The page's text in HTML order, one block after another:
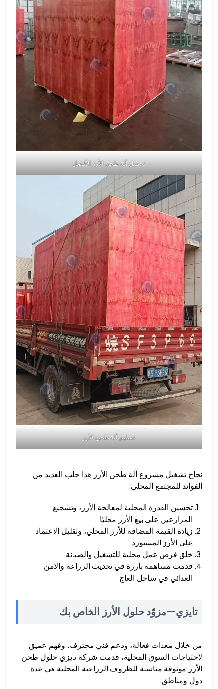
تحميل آلة طحن الأرز الأفضل
تسليم آلة طحن الأرز
نجاح تشغيل مشروع آلة طحن الأرز هذا جلب العديد من
الفوائد للمجتمع المحلي:
تحسين القدرة المحلية لمعالجة الأرز، وتشجيع
المزارعين على بيع الأرز محليًا
زيادة القيمة المضافة للأرز المحلي، وتقليل الاعتماد
على الأرز المستورد
خلق فرص عمل محلية للتشغيل والصيانة
قدمت مساهمة بارزة في تحديث الزراعة والأمن
الغذائي في ساحل العاج
تايزي—مزوّد حلول الأرز الخاص بك
من خلال معدات فعالة، ودعم فني محترف، وفهم عميق
لاحتياجات السوق المحلية، قدمت شركة تايزي حلول طحن
الأرز موثوقة مناسبة للظروف الزراعية المحلية في عدة
دول ومناطق.